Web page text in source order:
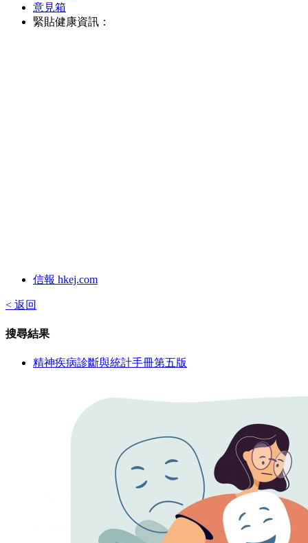
意見箱
緊貼健康資訊：
信報 hkej.com
< 返回
搜尋結果
精神疾病診斷與統計手冊第五版